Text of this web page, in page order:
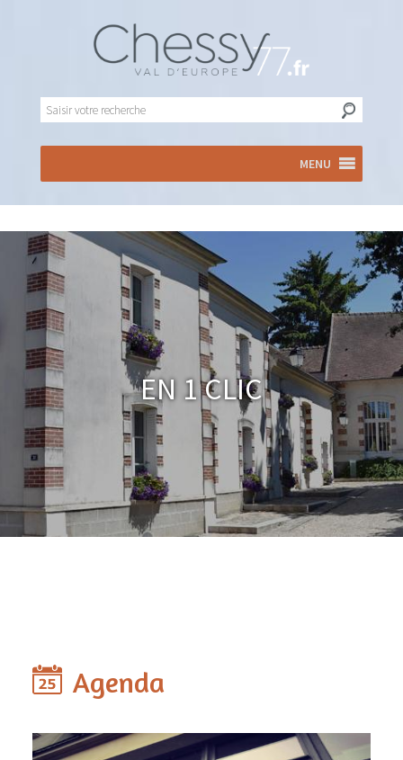
MENU
En 1 clic
Agenda